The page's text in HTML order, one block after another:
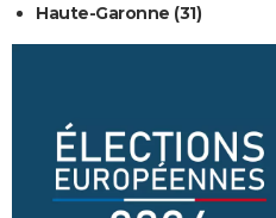
Haute-Garonne (31)